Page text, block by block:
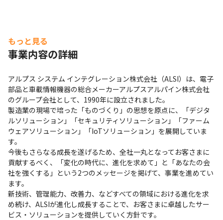
もっと見る
事業内容の詳細
アルプス システム インテグレーション株式会社（ALSI）は、電子
部品と車載情報機器の総合メーカーアルプスアルパイン株式会社
のグループ会社として、1990年に設立されました。
製造業の現場で培った「ものづくり」の思想を原点に、「デジタ
ルソリューション」「セキュリティソリューション」「ファーム
ウェアソリューション」「IoTソリューション」を展開していま
す。
今後もさらなる成長を遂げるため、全社一丸となってお客さまに
貢献するべく、「変化の時代に、進化を求めて」と「あなたの会
社を強くする」という2つのメッセージを掲げて、事業を進めてい
ます。
新技術、管理能力、改善力、などすべての領域における進化を求
め続け、ALSIが進化し成長することで、お客さまに卓越したサー
ビス・ソリューションを提供していく方針です。